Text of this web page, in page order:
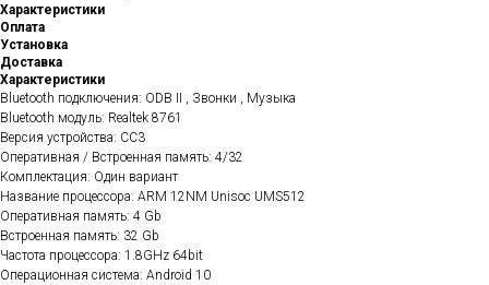
Характеристики
Оплата
Установка
Доставка
Характеристики
Bluetooth подключения: ODB II , Звонки , Музыка
Bluetooth модуль: Realtek 8761
Версия устройства: CC3
Оперативная / Встроенная память: 4/32
Комплектация: Один вариант
Название процессора: ARM 12NM Unisoc UMS512
Оперативная память: 4 Gb
Встроенная память: 32 Gb
Частота процессора: 1.8GHz 64bit
Операционная система: Android 10